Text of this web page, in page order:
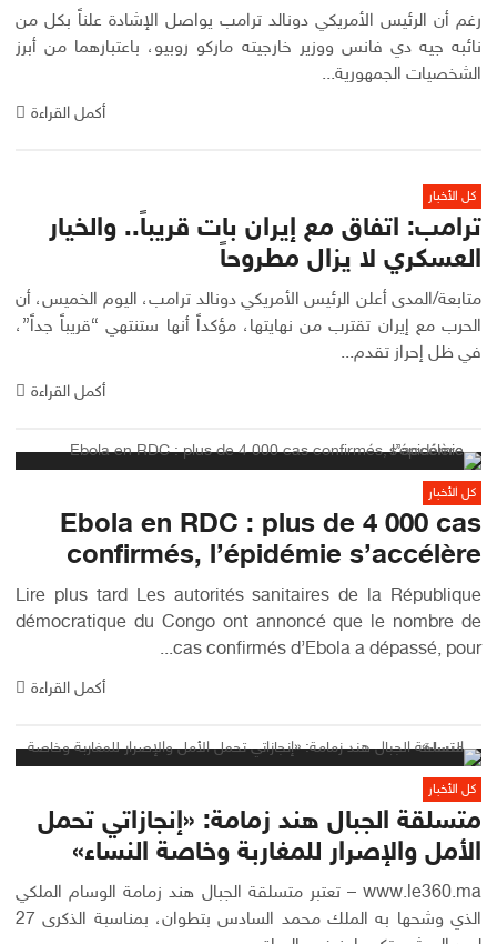
رغم أن الرئيس الأمريكي دونالد ترامب يواصل الإشادة علناً بكل من
نائبه جيه دي فانس ووزير خارجيته ماركو روبيو، باعتبارهما من أبرز
الشخصيات الجمهورية...
أكمل القراءة
كل الأخبار
ترامب: اتفاق مع إيران بات قريباً.. والخيار
العسكري لا يزال مطروحاً
متابعة/المدى أعلن الرئيس الأمريكي دونالد ترامب، اليوم الخميس، أن
الحرب مع إيران تقترب من نهايتها، مؤكداً أنها ستنتهي “قريباً جداً”،
في ظل إحراز تقدم...
أكمل القراءة
كل الأخبار
Ebola en RDC : plus de 4 000 cas
confirmés, l’épidémie s’accélère
Lire plus tard Les autorités sanitaires de la République
démocratique du Congo ont annoncé que le nombre de
cas confirmés d’Ebola a dépassé, pour...
أكمل القراءة
كل الأخبار
متسلقة الجبال هند زمامة: «إنجازاتي تحمل
الأمل والإصرار للمغاربة وخاصة النساء»
www.le360.ma – تعتبر متسلقة الجبال هند زمامة الوسام الملكي
الذي وشحها به الملك محمد السادس بتطوان، بمناسبة الذكرى 27